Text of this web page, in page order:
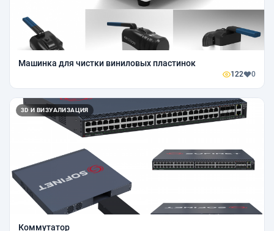
Машинка для чистки виниловых пластинок
122 0
3D И ВИЗУАЛИЗАЦИЯ
Коммутатор